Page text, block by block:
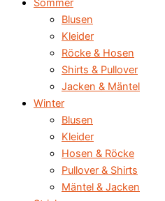
Sommer
Blusen
Kleider
Röcke & Hosen
Shirts & Pullover
Jacken & Mäntel
Winter
Blusen
Kleider
Hosen & Röcke
Pullover & Shirts
Mäntel & Jacken